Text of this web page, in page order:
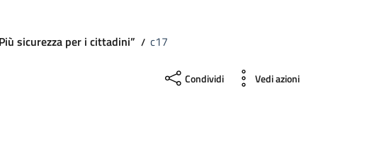
sicurezza per i cittadini” c17
Condividi Vedi azioni